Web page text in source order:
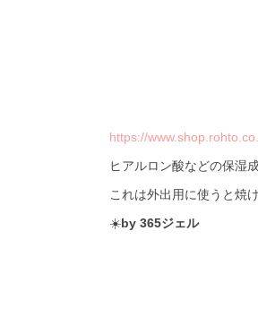
https://
ヒアルロン酸などの保湿
これは外出用に使うと焼
☀️by 365ジェル